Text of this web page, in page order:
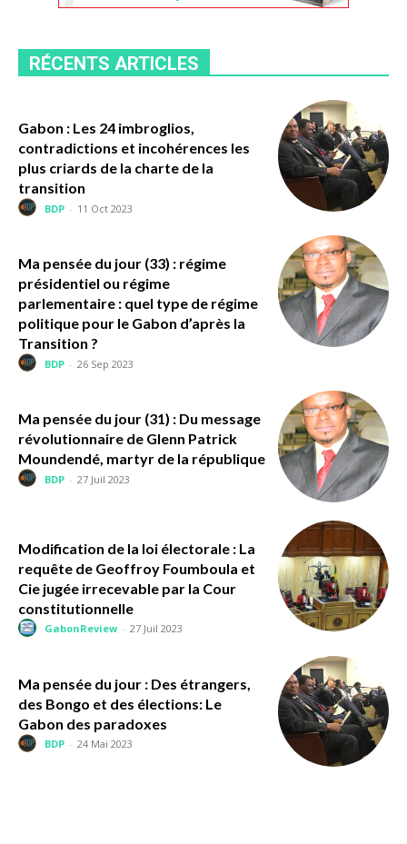
RÉCENTS ARTICLES
Gabon : Les 24 imbroglios,
contradictions et incohérences les
plus criards de la charte de la
transition
BDP - 11 Oct 2023
Ma pensée du jour (33) : régime
présidentiel ou régime
parlementaire : quel type de régime
politique pour le Gabon d’après la
Transition ?
BDP - 26 Sep 2023
Ma pensée du jour (31) : Du message
révolutionnaire de Glenn Patrick
Moundendé, martyr de la république
BDP - 27 Juil 2023
Modification de la loi électorale : La
requête de Geoffroy Foumboula et
Cie jugée irrecevable par la Cour
constitutionnelle
GabonReview - 27 Juil 2023
Ma pensée du jour : Des étrangers,
des Bongo et des élections: Le
Gabon des paradoxes
BDP - 24 Mai 2023